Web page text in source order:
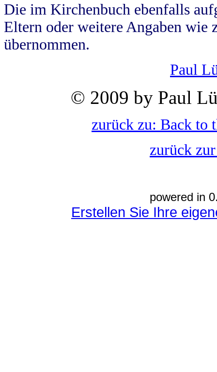
Die im Kirchenbuch ebenfalls
Eltern oder weitere Angaben wie
übernommen.
Paul
© 2009 by Paul
zurück zu: Back to
zurück
powered in
Erstellen Sie Ihre